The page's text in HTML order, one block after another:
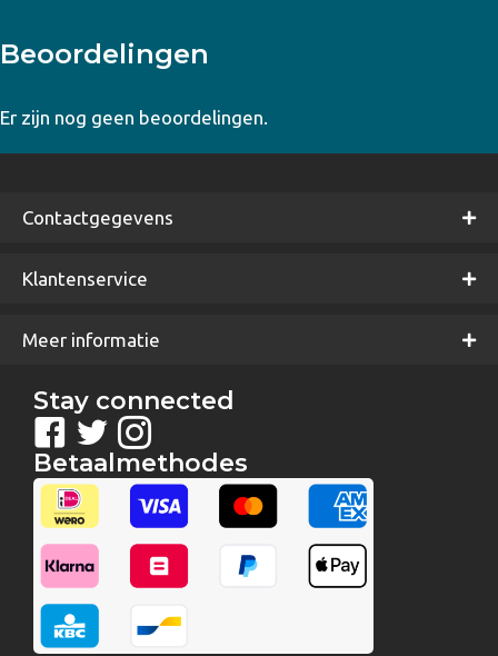
Beoordelingen
Er zijn nog geen beoordelingen.
Contactgegevens
Klantenservice
Meer informatie
Stay connected
Betaalmethodes